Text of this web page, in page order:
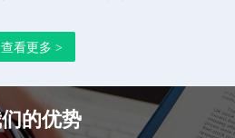
成视频、GEO+SEO、AI超级员
有全部自主研发知识产权。 公
队成员曾服务于BAT等知名头部企
查看更多 >
的优势